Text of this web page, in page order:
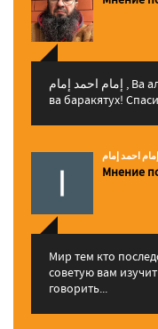
إمام احمد إمام , Ва алейкум ассалам ва рахматуЛлахи
ва баракятух!
إمام احمد إمام
Мнение
Мир тем кто
советую вам
говорить...